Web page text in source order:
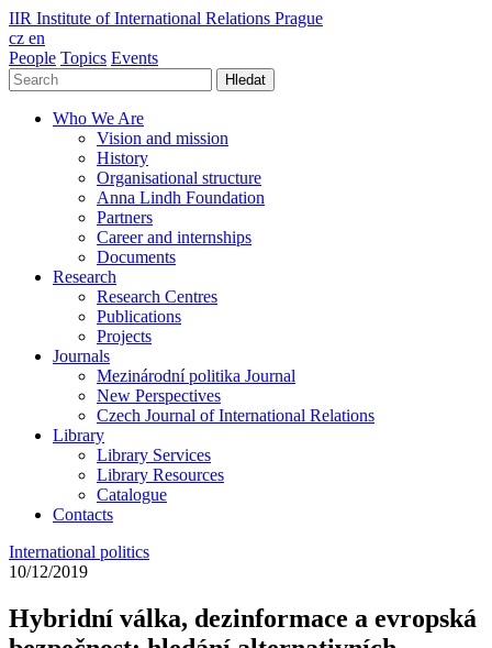
IIR Institute of International Relations Prague
cz en
People Topics Events
Hledat
Who We Are
Vision and mission
History
Organisational structure
Anna Lindh Foundation
Partners
Career and internships
Documents
Research
Research Centres
Publications
Projects
Journals
Mezinárodní politika Journal
New Perspectives
Czech Journal of International Relations
Library
Library Services
Library Resources
Catalogue
Contacts
International politics
10/12/2019
Hybridní válka, dezinformace a evropská